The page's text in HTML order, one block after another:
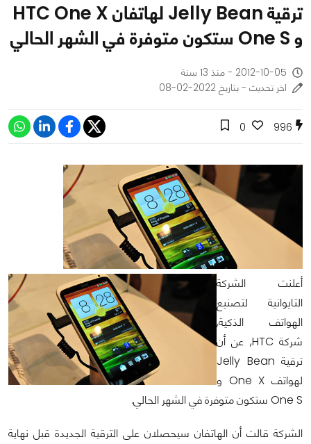
ترقية Jelly Bean لهاتفان HTC One X
و One S ستكون متوفرة في الشهر الحالي
2012-10-05 - منذ 13 سنة
اخر تحديث - بتاريخ 2022-02-08
996
0
أعلنت الشركة
التايوانية لتصنيع
الهواتف الذكية,
شركة HTC, عن أن
ترقية Jelly Bean
لهواتف One X و
One S ستكون متوفرة في الشهر الحالي.
الشركة قالت أن الهاتفان سيحصلان على الترقية الجديدة قبل نهاية